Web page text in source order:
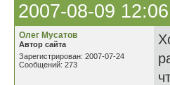
2007-08-09
Oлег Мусатов
Автор сайта
Зарегистрирован: 2007-07-24
Сообщений: 273